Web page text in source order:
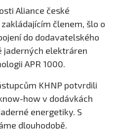
Aliance české
členem, šlo o
do dodavatelského
jaderných elektráren
APR 1000.
KHNP potvrdili
how v dodávkách
energetiky. S
dlouhodobě.